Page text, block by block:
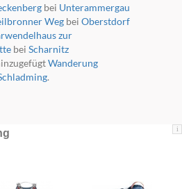
bei Unterammergau
Wegbei Oberstdorf
zur
bei Scharnitz
Wanderung
.
i